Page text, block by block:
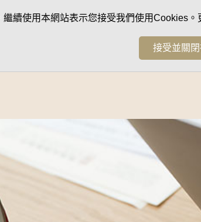
續使用本網站表示您接受我們使用Cookies。
接受並關